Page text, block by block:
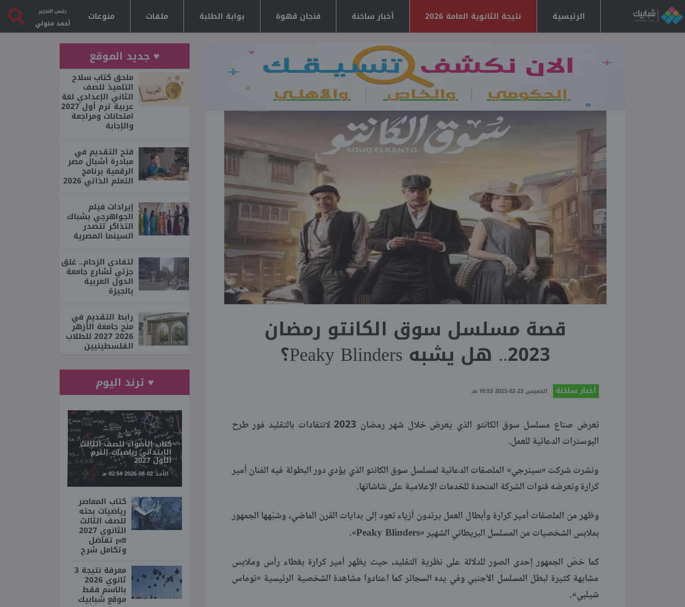
الرئيسية نتيجة الثانوية العامة 2026 أخبار ساخنة فنجان قهوة بوابة الطلبة ملفات منوعات رئيس التحرير
أحمد متولي
قصة مسلسل سوق الكانتو رمضان
2023.. هل يشبه Peaky Blinders؟
أخبار ساخنة الخميس 23-02-2023 10:53 صـ
تعرض صناع مسلسل سوق الكانتو الذي يعرض خلال شهر رمضان 2023 لانتقادات بالتقليد فور طرح
البوسترات الدعائية للعمل.
ونشرت شركت «سينرجي» الملصقات الدعائية لمسلسل سوق الكانتو الذي يؤدي دور البطولة فيه الفنان أمير
كرارة وتعرضه قنوات الشركة المتحدة للخدمات الإعلامية على شاشاتها.
وظهر من الملصقات أمير كرارة وأبطال العمل يرتدون أزياء تعود إلى بدايات القرن الماضي، وشبّهها الجمهور
بملابس الشخصيات من المسلسل البريطاني الشهير «Peaky Blinders
».
كما خصّ الجمهور إحدى الصور للدلالة على نظرية التقليد، حيث يظهر أمير كرارة بغطاء رأس وملابس
مشابهة كثيرة لبطل المسلسل الأجنبي وفي يده السجائر كما اعتادوا مشاهدة الشخصية الرئيسية «توماس
شيلبي».
♥ جديد الموقع
ملحق كتاب سلاح
التلميذ للصف
الثاني الإعدادي لغة
عربية ترم أول 2027
امتحانات ومراجعة
والإجابة
فتح التقديم في
مبادرة أشبال مصر
الرقمية برنامج
التعلم الذاتي 2026
إيرادات فيلم
الجواهرجي بشباك
التذاكر تتصدر
السينما المصرية
لتفادي الزحام.. غلق
جزئي لشارع جامعة
الدول العربية
بالجيزة
رابط التقديم في
منح جامعة الأزهر
2026 2027 للطلاب
الفلسطينيين
♥ ترند اليوم
كتاب الأضواء للصف الثالث
الابتدائي رياضيات الترم
الأول 2027
الأحد 02-08-2026 02:54 مـ
كتاب المعاصر
رياضيات بحته
للصف الثالث
الثانوي 2027
pdf تفاضل
وتكامل شرح
معرفة نتيجة 3
ثانوي 2026
بالاسم فقط
موقع شبابيك